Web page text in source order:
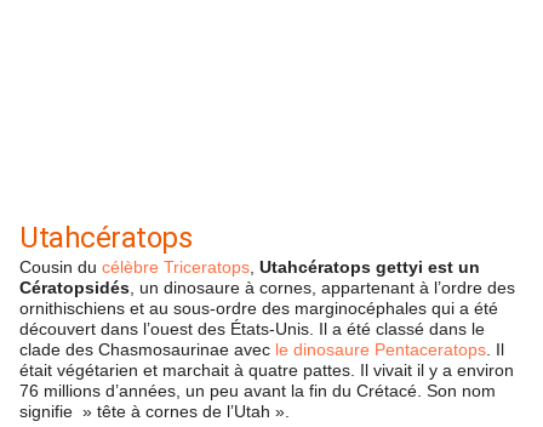
Utahcératops
Cousin du célèbre Triceratops Utahcératops gettyi est un
Cératopsidés , un dinosaure à cornes, appartenant à l’ordre des
ornithischiens et au sous-ordre des marginocéphales qui a été
découvert dans l’ouest des États-Unis. Il a été classé dans le
clade des Chasmosaurinae avec le dinosaure Pentaceratops . Il
était végétarien et marchait à quatre pattes. Il vivait il y a environ
76 millions d’années, un peu avant la fin du Crétacé. Son nom
signifie » tête à cornes de l’Utah ».